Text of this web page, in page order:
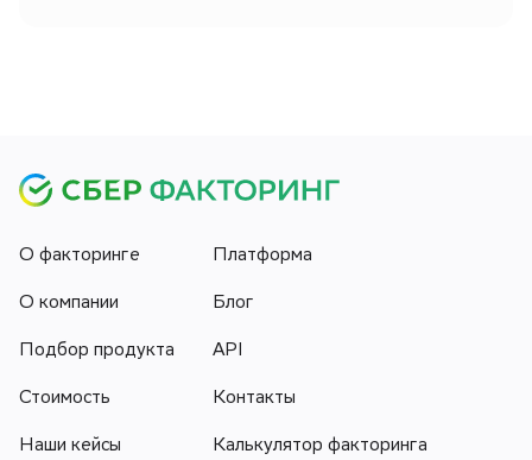
О факторинге
О компании
Подбор продукта
Стоимость
Наши кейсы
Платформа
Блог
API
Контакты
Калькулятор факторинга